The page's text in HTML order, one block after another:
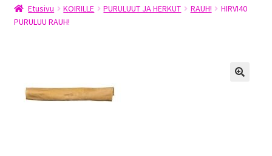
OnnenTaisto
Etusivu KOIRILLE PURULUUT JA HERKUT RAUH!
HIRVI40
PURULUU RAUH!